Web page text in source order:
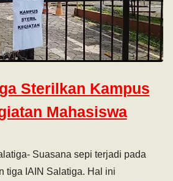
Sterilkan Kampus
Mahasiswa
Suasana sepi terjadi pada
tiga IAIN Salatiga. Hal ini